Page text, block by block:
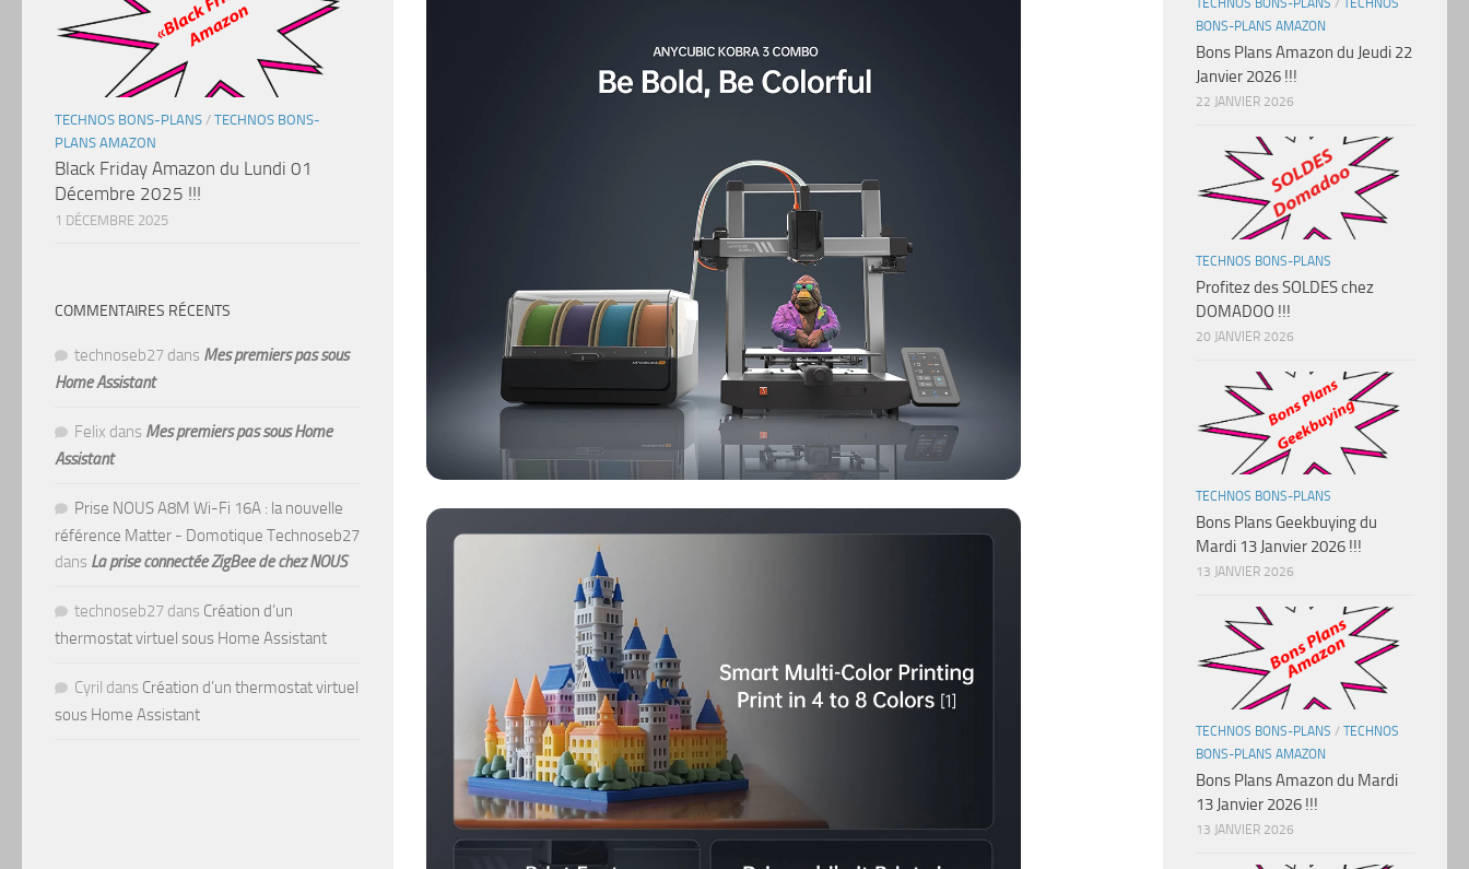
TECHNOS BONS-PLANS / TECHNOS BONS-
PLANS AMAZON
Black Friday Amazon du Lundi 01
Décembre 2025 !!!
1 DÉCEMBRE 2025
COMMENTAIRES RÉCENTS
technoseb27 dans Mes premiers pas sous
Home Assistant
Felix dans Mes premiers pas sous Home
Assistant
Prise NOUS A8M Wi-Fi 16A : la nouvelle
référence Matter - Domotique Technoseb27
dans La prise connectée ZigBee de chez NOUS
technoseb27 dans Création d’un
thermostat virtuel sous Home Assistant
Cyril dans Création d’un thermostat virtuel
sous Home Assistant
BONS-PLANS AMAZON
Bons Plans Amazon du Jeudi 22
Janvier 2026 !!!
22 JANVIER 2026
TECHNOS BONS-PLANS
Profitez des SOLDES chez
DOMADOO !!!
20 JANVIER 2026
TECHNOS BONS-PLANS
Bons Plans Geekbuying du
Mardi 13 Janvier 2026 !!!
13 JANVIER 2026
TECHNOS BONS-PLANS / TECHNOS
BONS-PLANS AMAZON
Bons Plans Amazon du Mardi
13 Janvier 2026 !!!
13 JANVIER 2026